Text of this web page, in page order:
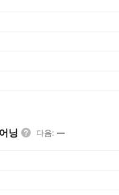
어닝 다음: —